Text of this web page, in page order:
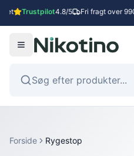
Trustpilot4.8/5 Fri fragt over 990
Forside Rygestop